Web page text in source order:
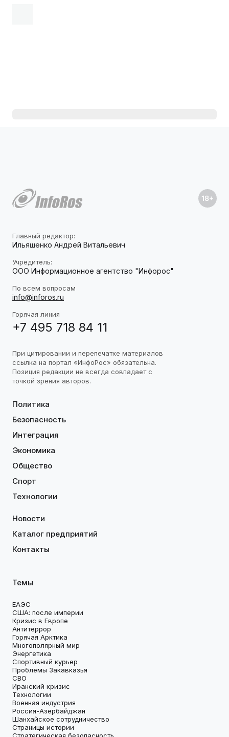
Главный редактор:
Ильяшенко Андрей Витальевич
Учредитель:
ООО Информационное агентство "Инфорос"
По всем вопросам
info@inforos.ru
Горячая линия
+7 495 718 84 11
При цитировании и перепечатке материалов
ссылка на портал «ИнфоРос» обязательна.
Позиция редакции не всегда совпадает с
точкой зрения авторов.
Политика
Безопасность
Интеграция
Экономика
Общество
Спорт
Технологии
Новости
Каталог предприятий
Контакты
Темы
ЕАЭС
США: после империи
Кризис в Европе
Антитеррор
Горячая Арктика
Многополярный мир
Энергетика
Спортивный курьер
Проблемы Закавказья
СВО
Иранский кризис
Технологии
Военная индустрия
Россия-Азербайджан
Шанхайское сотрудничество
Страницы истории